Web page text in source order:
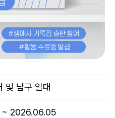
및 남구 일대
~ 2026.06.05